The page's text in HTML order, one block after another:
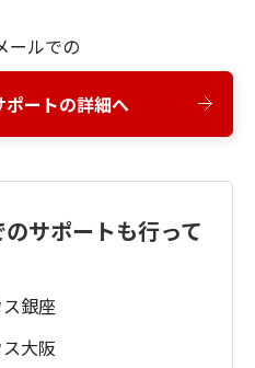
ールでの
ートの詳細へ
サポートも行って
銀座
大阪